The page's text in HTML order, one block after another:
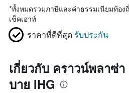
*ทั้งหมดรวมภาษีและค่าธรรมเนียมท้อ
เช็คเอาท์
ราคาที่ดีที่สุด รับประกัน
เกี่ยวกับ คราวน์พลาซ่
บาย IHG